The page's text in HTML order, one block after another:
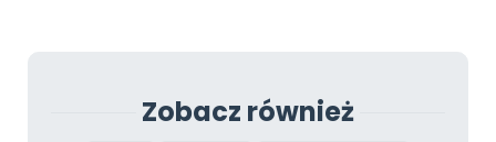
Zobacz również